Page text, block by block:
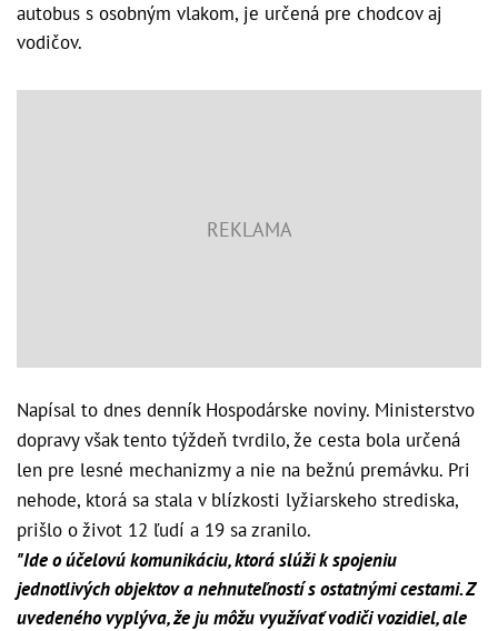
autobus s osobným vlakom, je určená pre chodcov aj
vodičov.
Napísal to dnes denník Hospodárske noviny. Ministerstvo
dopravy však tento týždeň tvrdilo, že cesta bola určená
len pre lesné mechanizmy a nie na bežnú premávku. Pri
nehode, ktorá sa stala v blízkosti lyžiarskeho strediska,
prišlo o život 12 ľudí a 19 sa zranilo.
"Ide o účelovú komunikáciu, ktorá slúži k spojeniu
jednotlivých objektov a nehnuteľností s ostatnými cestami. Z
uvedeného vyplýva, že ju môžu využívať vodiči vozidiel, ale